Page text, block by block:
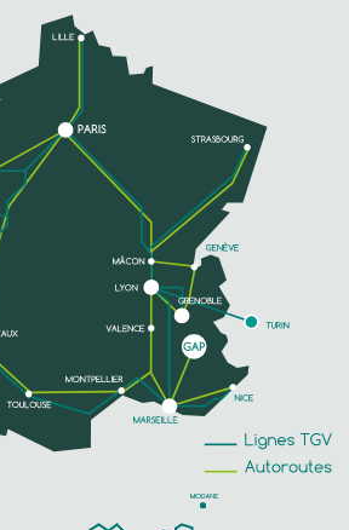
pour petits et grands,
toute la journée
PHONE